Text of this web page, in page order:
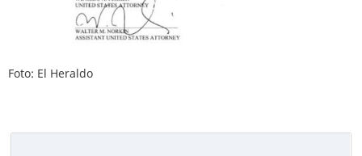
Foto: El Heraldo